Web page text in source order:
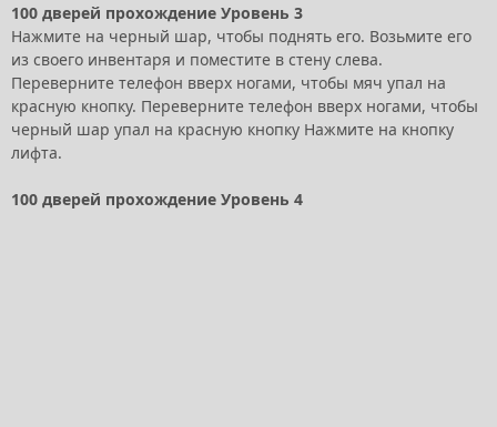
100 дверей прохождение Уровень 3
Нажмите на черный шар, чтобы поднять его. Возьмите его
из своего инвентаря и поместите в стену слева.
Переверните телефон вверх ногами, чтобы мяч упал на
красную кнопку. Переверните телефон вверх ногами, чтобы
черный шар упал на красную кнопку Нажмите на кнопку
лифта.
100 дверей прохождение Уровень 4